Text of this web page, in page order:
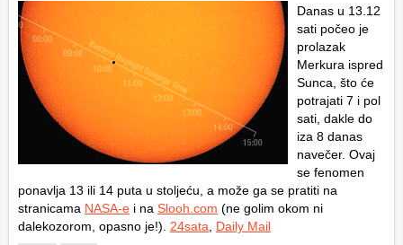
Danas u 13.12
sati počeo je
prolazak
Merkura ispred
Sunca, što će
potrajati 7 i pol
sati, dakle do
iza 8 danas
navečer. Ovaj
se fenomen
ponavlja 13 ili 14 puta u stoljeću, a može ga se pratiti na
stranicama NASA-e i na Slooh.com (ne golim okom ni
dalekozorom, opasno je!). 24sata Daily Mail